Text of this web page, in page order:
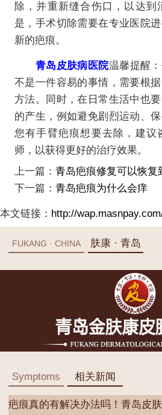
除，并重新缝合伤口，以达到
是，手术切除需要在专业医院
新的疤痕。
青岛皮肤病医院温馨提醒
不是一件容易的事情，需要根
方法。同时，在日常生活中也
的产生，例如避免剧烈运动、
您有手臂疤痕想要去除，建议
师，以获得更好的治疗效果。
上一篇： 青岛疤痕修复可以恢复
下一篇： 青岛疤痕为什么会痒
本文链接： http://
FUKANG · CHINA 肤康 · 青岛
Symptoms 相关新闻
疤痕真的有解决办法吗！青岛皮